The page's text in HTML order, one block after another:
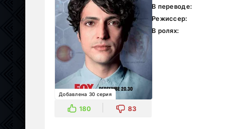
Добавлена 30 серия
180 83
В переводе:
Режиссер:
В ролях: